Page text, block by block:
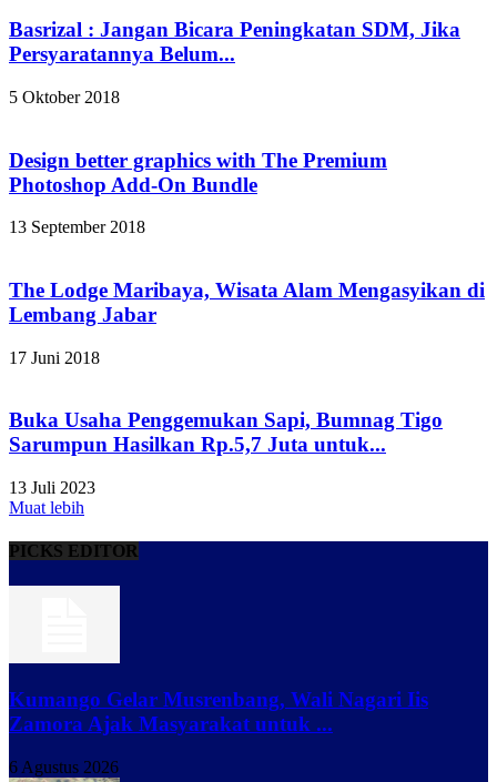
Basrizal : Jangan Bicara Peningkatan SDM, Jika
Persyaratannya Belum...
5 Oktober 2018
Design better graphics with The Premium
Photoshop Add-On Bundle
13 September 2018
The Lodge Maribaya, Wisata Alam Mengasyikan di
Lembang Jabar
17 Juni 2018
Buka Usaha Penggemukan Sapi, Bumnag Tigo
Sarumpun Hasilkan Rp.5,7 Juta untuk...
13 Juli 2023
Muat lebih
PICKS EDITOR
Kumango Gelar Musrenbang, Wali Nagari Iis
Zamora Ajak Masyarakat untuk ...
6 Agustus 2026